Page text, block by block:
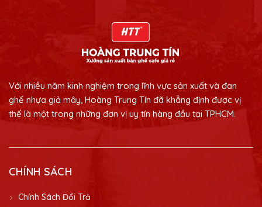
Với nhiều năm kinh nghiệm trong lĩnh vực sản xuất và đan
ghế nhựa giả mây, Hoàng Trung Tín đã khẳng định được vị
thế là một trong những đơn vị uy tín hàng đầu tại TPHCM.
CHÍNH SÁCH
Chính Sách Đổi Trả